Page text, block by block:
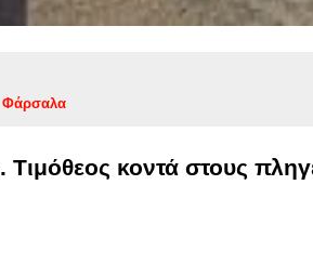
Φάρσαλα
κοντά στους